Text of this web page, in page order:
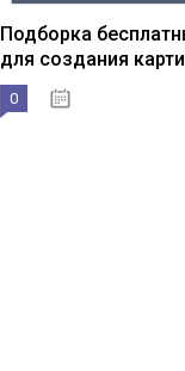
Подборка
для создания
0